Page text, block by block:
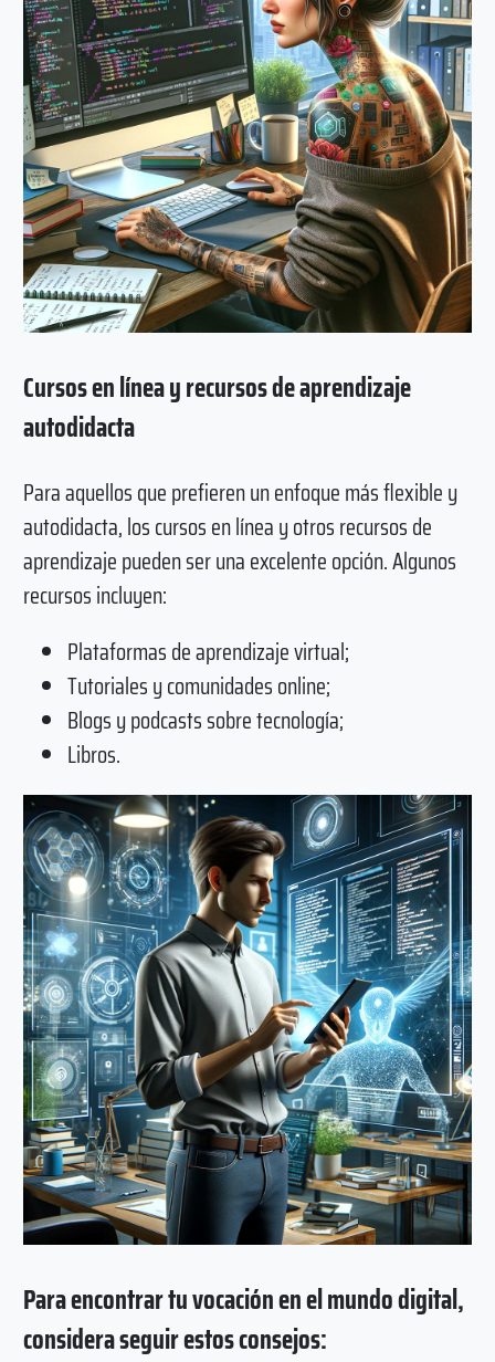
Cursos en línea y recursos de aprendizaje
autodidacta
Para aquellos que prefieren un enfoque más flexible y
autodidacta, los cursos en línea y otros recursos de
aprendizaje pueden ser una excelente opción. Algunos
recursos incluyen:
Plataformas de aprendizaje virtual;
Tutoriales y comunidades online;
Blogs y podcasts sobre tecnología;
Libros.
Para encontrar tu vocación en el mundo digital,
considera seguir estos consejos: